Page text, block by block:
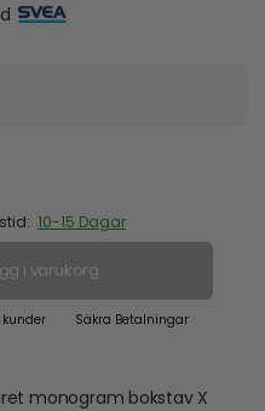
10-15 Dagar
i varukorg
Säkra Betalningar
monogram bokstav X